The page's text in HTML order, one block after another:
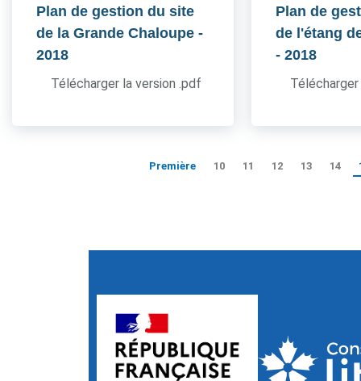
Plan de gestion du site
de la Grande Chaloupe -
2018
Télécharger la version .pdf
Plan de
de l'étang
- 2018
Première 10 11 12 13 14